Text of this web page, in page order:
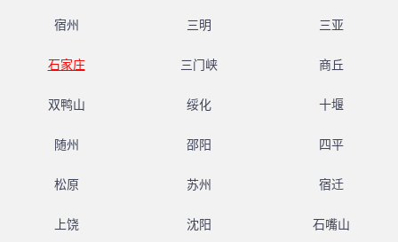
宿州 三明 三亚
石家庄 三门峡 商丘
双鸭山 绥化 十堰
随州 邵阳 四平
松原 苏州 宿迁
上饶 沈阳 石嘴山